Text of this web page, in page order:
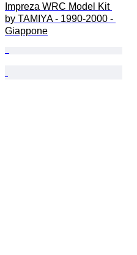
Impreza WRC Model Kit
by TAMIYA - 1990-2000 -
Giappone